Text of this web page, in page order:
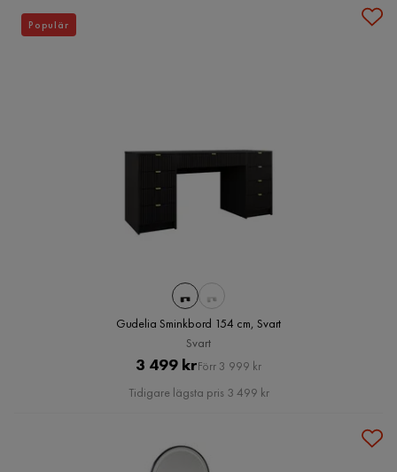
Gudelia Sminkbord 154 cm, Svart
Svart
Pris
3 499 krOriginal
Pris
Förr 3 999 kr
Tidigare lägsta pris 3 499 kr
Populär